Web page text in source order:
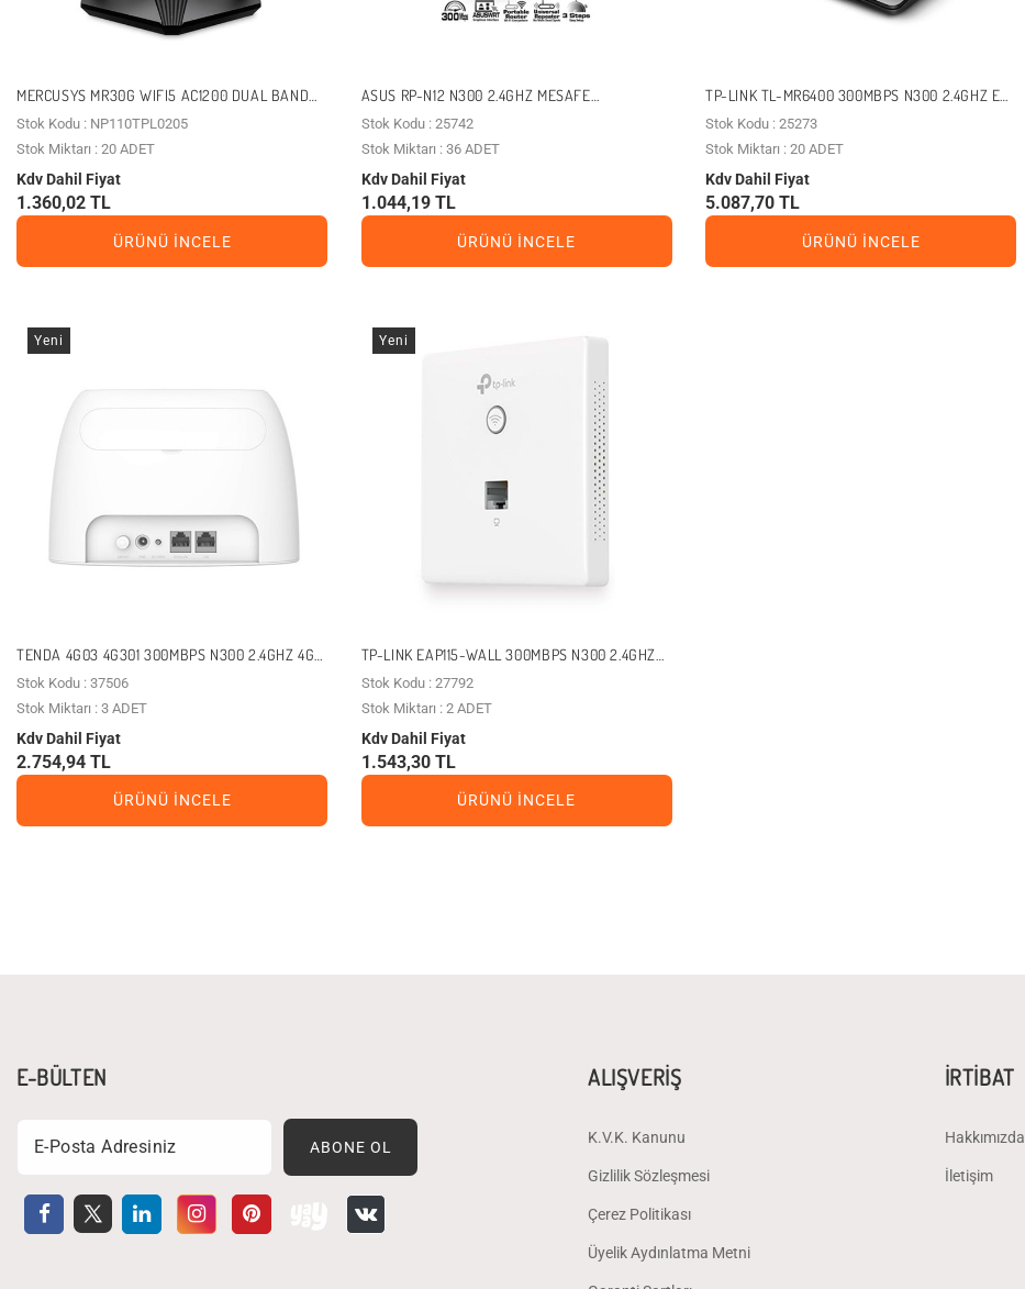
MERCUSYS MR30G WIFI5 AC1200 DUAL BAND
ROUTER
Stok Kodu : NP110TPL0205
Stok Miktarı : 20 ADET
Kdv Dahil Fiyat
1.360,02 TL
ÜRÜNÜ İNCELE
ASUS RP-N12 N300 2.4GHZ MESAFE
GENIŞLETICI EV OFIS TIPI 2X 2DBI SABIT
ANTEN
Stok Kodu : 25742
Stok Miktarı : 36 ADET
Kdv Dahil Fiyat
1.044,19 TL
ÜRÜNÜ İNCELE
TP-LINK TL-MR6400 300MBPS N300 2.4GHZ EV
OFIS TIPI 4G LTE ROUTER
Stok Kodu : 25273
Stok Miktarı : 20 ADET
Kdv Dahil Fiyat
5.087,70 TL
ÜRÜNÜ İNCELE
Yeni
TENDA 4G03 4G301 300MBPS N300 2.4GHZ 4G
LTE ROUTER
Stok Kodu : 37506
Stok Miktarı : 3 ADET
Kdv Dahil Fiyat
2.754,94 TL
ÜRÜNÜ İNCELE
Yeni
TP-LINK EAP115-WALL 300MBPS N300 2.4GHZ
EV OFIS TIPI ACCESS POINT DUVAR TIPI
Stok Kodu : 27792
Stok Miktarı : 2 ADET
Kdv Dahil Fiyat
1.543,30 TL
ÜRÜNÜ İNCELE
E-BÜLTEN
Email ABONE OL
ALIŞVERİŞ
K.V.K. Kanunu
Gizlilik Sözleşmesi
Çerez Politikası
Üyelik Aydınlatma Metni
İRTİBAT
Hakkımızda
İletişim